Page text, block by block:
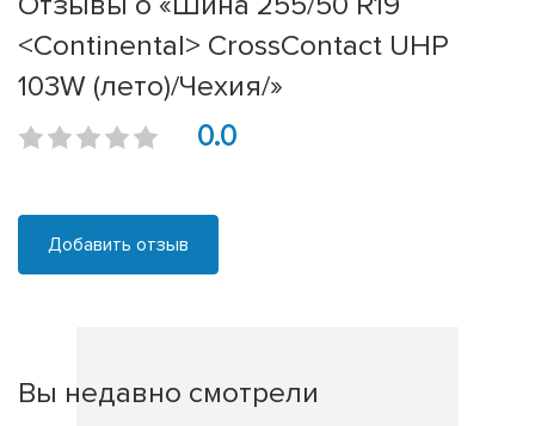
<Continental> CrossContact UHP
103W (лето)/Чехия/»
0.0
Добавить отзыв
Вы недавно смотрели